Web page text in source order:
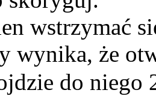
wstrzymać
wynika, że
do niego